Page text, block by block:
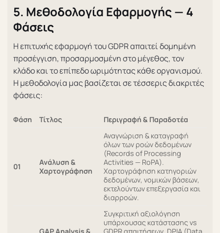
5. Μεθοδολογία Εφαρμογής — 4
Φάσεις
Η επιτυχής εφαρμογή του GDPR απαιτεί δομημένη
προσέγγιση, προσαρμοσμένη στο μέγεθος, τον
κλάδο και το επίπεδο ωριμότητας κάθε οργανισμού.
Η μεθοδολογία μας βασίζεται σε τέσσερις διακριτές
φάσεις:
Φάση Τίτλος Περιγραφή & Παραδοτέα
01
Ανάλυση &
Χαρτογράφηση
Αναγνώριση & καταγραφή
όλων των ροών δεδομένων
(Records of Processing
Activities — RoPA).
Χαρτογράφηση κατηγοριών
δεδομένων, νομικών βάσεων,
εκτελούντων επεξεργασία και
διαρροών.
GAP Analysis &
Συγκριτική αξιολόγηση
υπάρχουσας κατάστασης vs
GDPR απαιτήσεων. DPIA (Data